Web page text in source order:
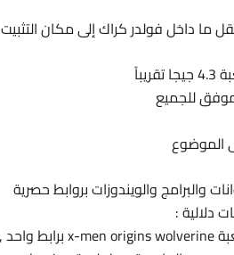
ما داخل فولدر كراك إلى مكان التثبيت
للجميع
الموضوع
والبرامج والويندوزات بروابط حصرية
دلالية :